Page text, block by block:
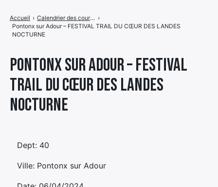
Pontonx sur Adour – FESTIVAL
TRAIL DU CŒUR DES LANDES
NOCTURNE
Accueil › Calendrier des courses ›
Pontonx sur Adour – FESTIVAL TRAIL DU CŒUR DES LANDES
NOCTURNE
Dept: 40
Ville: Pontonx sur Adour
menu
de
menu
de
menu